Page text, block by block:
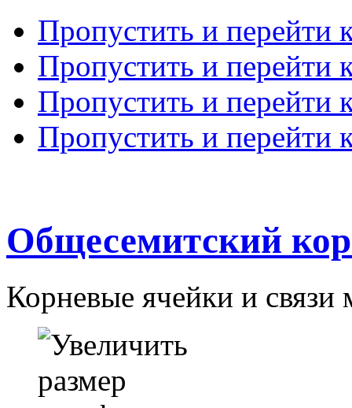
Пропустить и перейти
Пропустить и перейти
Пропустить и перейти
Пропустить и перейти
Общесемитский
Корневые ячейки и